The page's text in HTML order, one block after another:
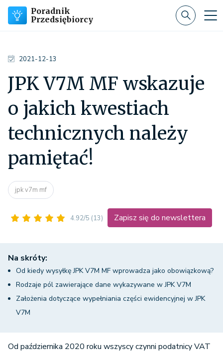
Poradnik
Przedsiębiorcy
2021-12-13
JPK V7M MF wskazuje
o jakich kwestiach
technicznych należy
pamiętać!
jpk v7m mf
4.92/5 (13) Zapisz się do newslettera
Na skróty:
Od kiedy wysyłkę JPK V7M MF wprowadza jako obowiązkową?
Rodzaje pól zawierające dane wykazywane w JPK V7M
Założenia dotyczące wypełniania części ewidencyjnej w JPK
V7M
Od października 2020 roku wszyscy czynni podatnicy VAT